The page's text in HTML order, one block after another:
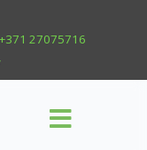
27075716